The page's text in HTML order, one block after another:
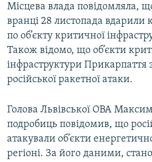
Місцева влада повідомляла,
вранці 28 листопада
по об’єкту критичної
Також відомо, що об’єкти
інфраструктури Прикарпаття
російської ракетної атаки.
Голова Львівської ОВА
подробиць повідомив, що
атакували об’єкти
регіоні. За його даними,